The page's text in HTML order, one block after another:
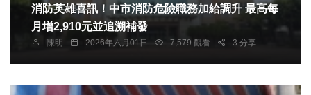
消防英雄喜訊！中市消防危險職務加給調升 最高每
月增2,910元並追溯補發
陳明 2026年六月01日 7,579 觀看 3 分享